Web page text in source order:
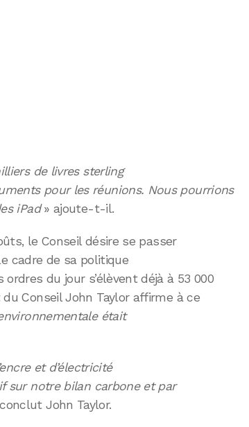
de livres sterling
pour les réunions. Nous pourrions
iPad» ajoute-t-il.
le Conseil désire se passer
cadre de sa politique
du jour s’élèvent déjà à 53 000
Conseil John Taylor affirme à ce
était
et d’électricité
sur notre bilan carbone et par
John Taylor.